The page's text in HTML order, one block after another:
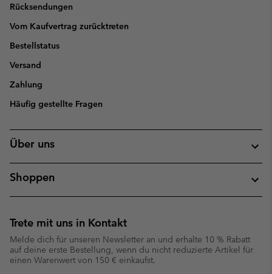
Rücksendungen
Vom Kaufvertrag zurücktreten
Bestellstatus
Versand
Zahlung
Häufig gestellte Fragen
Über uns
Shoppen
Trete mit uns in Kontakt
Melde dich für unseren Newsletter an und erhalte 10 % Rabatt
auf deine erste Bestellung, wenn du nicht reduzierte Artikel für
einen Warenwert von 150 € einkaufst.